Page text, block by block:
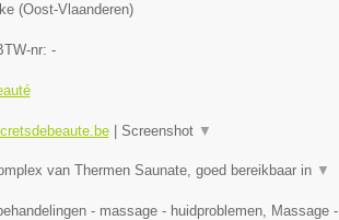
(Oost-Vlaanderen)
nr: -
| Screenshot ▼
van Thermen Saunate, goed bereikbaar in ▼
- massage - huidproblemen, Massage -